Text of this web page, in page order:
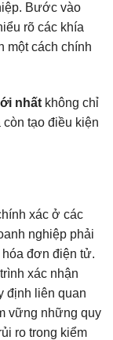
Bước vào
rõ các khía
một cách chính
nhất không chỉ
tạo điều kiện
xác ở các
nghiệp phải
đơn điện tử.
xác nhận
định liên quan
vững những quy
ro trong kiểm